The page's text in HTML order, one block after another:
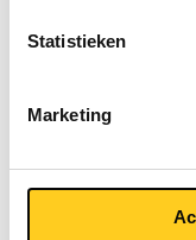
Statistieken
Marketing
Rvs plaat 316L
Stuks gewicht in kg
Bruto prijs